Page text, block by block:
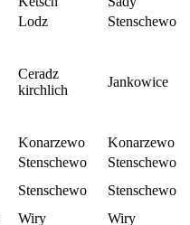
Lodz
Stenschewo
Ceradz
kirchlich
Jankowice
Konarzewo
Konarzewo
Stenschewo
Stenschewo
Stenschewo
Stenschewo
Wiry
Wiry